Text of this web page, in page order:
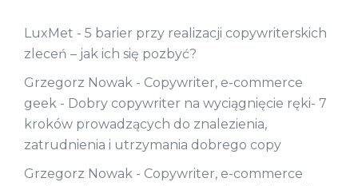
LuxMet - 5 barier przy realizacji copywriterskich
zleceń – jak ich się pozbyć?
Grzegorz Nowak - Copywriter, e-commerce
geek - Dobry copywriter na wyciągnięcie ręki- 7
kroków prowadzących do znalezienia,
zatrudnienia i utrzymania dobrego copy
Grzegorz Nowak - Copywriter, e-commerce